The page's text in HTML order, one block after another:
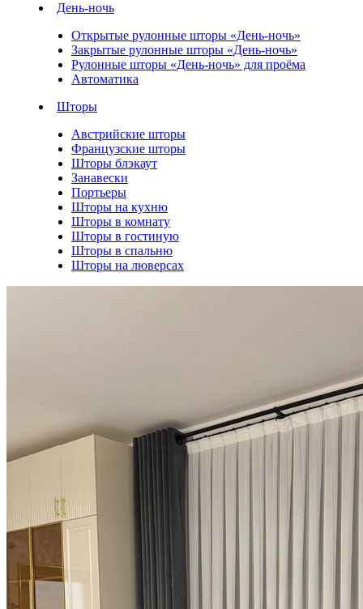
День-ночь
Открытые рулонные шторы «День-ночь»
Закрытые рулонные шторы «День-ночь»
Рулонные шторы «День-ночь» для проёма
Автоматика
Шторы
Австрийские шторы
Французские шторы
Шторы блэкаут
Занавески
Портьеры
Шторы на кухню
Шторы в комнату
Шторы в гостиную
Шторы в спальню
Шторы на люверсах